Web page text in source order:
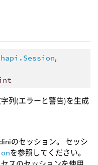
hapi.Session,
列(エラーと警告)を生成
のセッション。 セッシ
を参照してください。